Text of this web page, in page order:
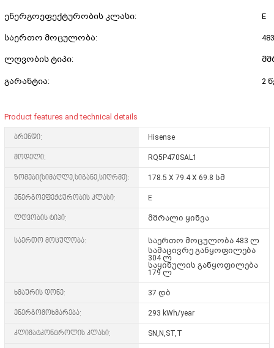
ენერგოეფექტურობის კლასი: E
საერთო მოცულობა:
ლღვობის ტიპი:
გარანტია: 2
Product features and technical details
ბრენდი: Hisense
მოდელი: RQ5P470SAL1
ზომები(სიმაღლე,სიგანე,სიღრმე): 178.5 X 79.4 X 69.8 სმ
ენერგოეფექტურობის კლასი: E
ლღვობის ტიპი: მშრალი ყინვა
საერთო მოცულობა:
საერთო მოცულობა 483 ლ
სამაცივრე განყოფილება
304 ლ
საყინულის განყოფილება
179 ლ
ხმაურის დონე: 37 დბ
ენერგომოხმარება: 293 kWh/year
კლიმატკონტროლის კლასი: SN,N,ST,T